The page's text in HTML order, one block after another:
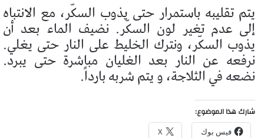
يتم تقليبه باستمرار حتى يذوب السكّر، مع الانتباه
إلى عدم تغير لون السكّر. نضيف الماء بعد أن
يذوب السكّر، ونترك الخليط على النار حتى يغلي.
نرفعه عن النار بعد الغليان مباشرة حتى يبرد.
نضعه في الثلاجة، و يتم شربه بارداً.
شارك هذا الموضوع:
فيس بوك X